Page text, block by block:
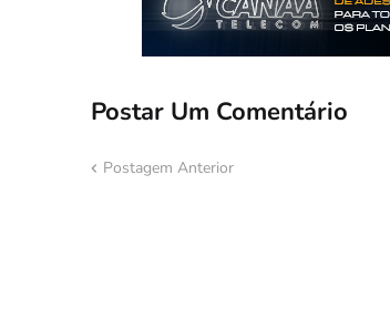
Postar Um Comentário
Postagem Anterior